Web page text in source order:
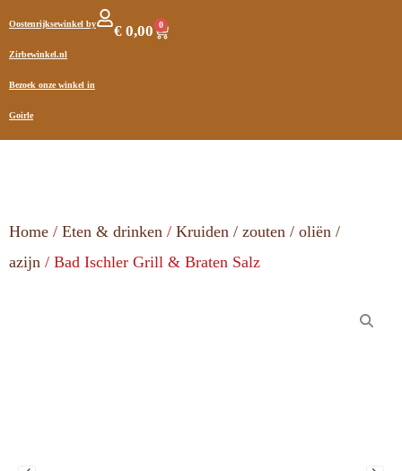
Oostenrijksewinkel by
Zirbewinkel.nl
Bezoek onze winkel in
Goirle
€ 0,00 0
Home / Eten & drinken / Kruiden / zouten / oliën /
azijn / Bad Ischler Grill & Braten Salz